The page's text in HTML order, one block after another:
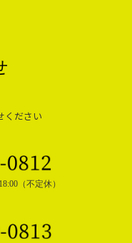
ください
（不定休）